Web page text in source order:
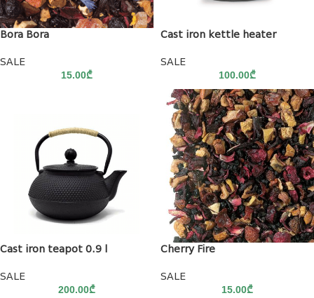
Bora Bora
SALE
15.00₾
Cast iron kettle heater
SALE
100.00₾
Cast iron teapot 0.9 l
SALE
200.00₾
Cherry Fire
SALE
15.00₾